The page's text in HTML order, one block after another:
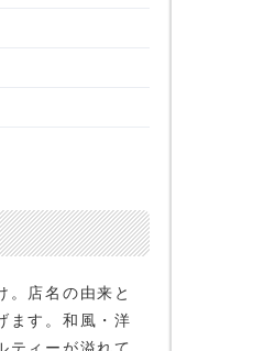
。店名の由来と
ます。和風・洋
ティーが溢れて